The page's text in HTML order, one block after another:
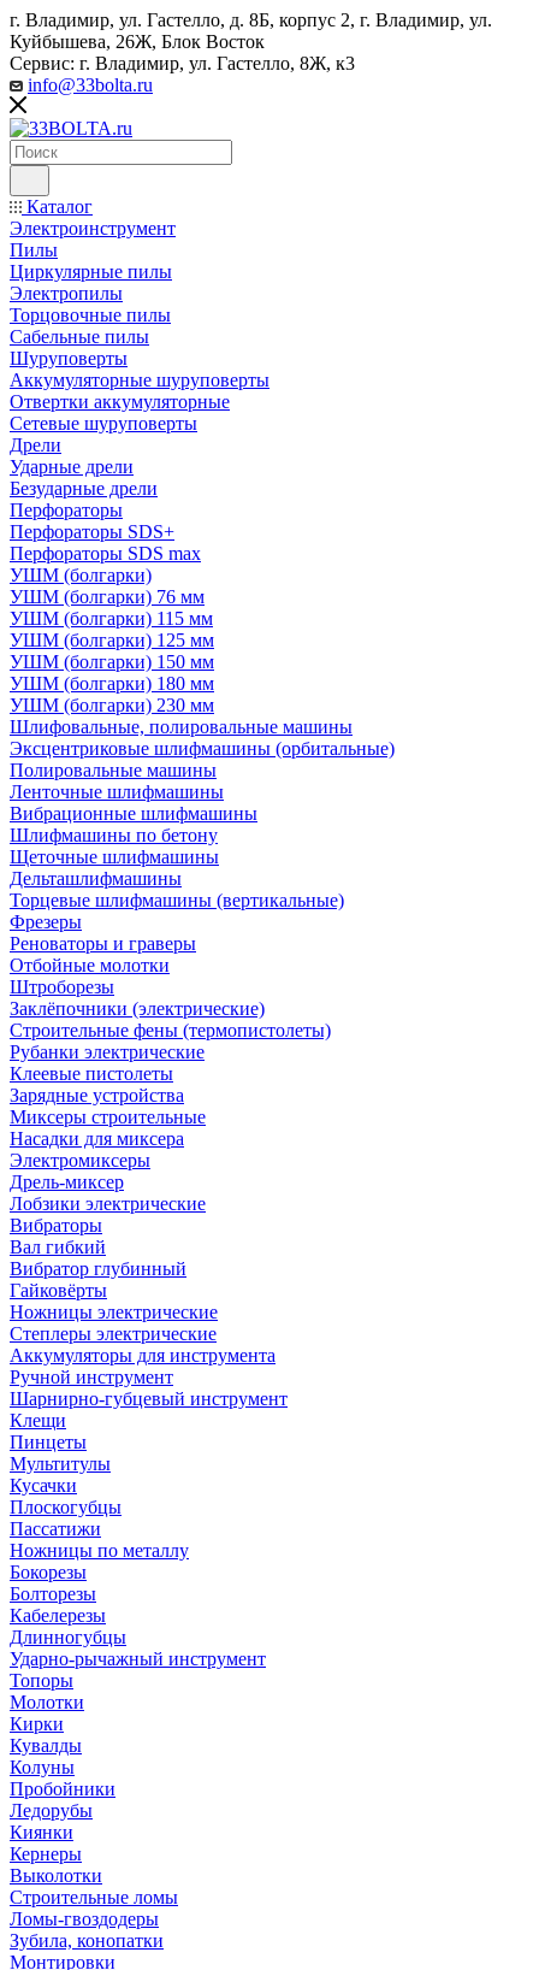
г. Владимир, ул. Гастелло, д. 8Б, корпус 2, г. Владимир, ул. ​
Куйбышева, 26Ж, Блок Восток
Сервис: г. Владимир, ул. Гастелло, 8Ж, к3
info@33bolta.ru
Каталог
Электроинструмент
Пилы
Циркулярные пилы
Электропилы
Торцовочные пилы
Сабельные пилы
Шуруповерты
Аккумуляторные шуруповерты
Отвертки аккумуляторные
Сетевые шуруповерты
Дрели
Ударные дрели
Безударные дрели
Перфораторы
Перфораторы SDS+
Перфораторы SDS max
УШМ (болгарки)
УШМ (болгарки) 76 мм
УШМ (болгарки) 115 мм
УШМ (болгарки) 125 мм
УШМ (болгарки) 150 мм
УШМ (болгарки) 180 мм
УШМ (болгарки) 230 мм
Шлифовальные, полировальные машины
Эксцентриковые шлифмашины (орбитальные)
Полировальные машины
Ленточные шлифмашины
Вибрационные шлифмашины
Шлифмашины по бетону
Щеточные шлифмашины
Дельташлифмашины
Торцевые шлифмашины (вертикальные)
Фрезеры
Реноваторы и граверы
Отбойные молотки
Штроборезы
Заклёпочники (электрические)
Строительные фены (термопистолеты)
Рубанки электрические
Клеевые пистолеты
Зарядные устройства
Миксеры строительные
Насадки для миксера
Электромиксеры
Дрель-миксер
Лобзики электрические
Вибраторы
Вал гибкий
Вибратор глубинный
Гайковёрты
Ножницы электрические
Степлеры электрические
Аккумуляторы для инструмента
Ручной инструмент
Шарнирно-губцевый инструмент
Клещи
Пинцеты
Мультитулы
Кусачки
Плоскогубцы
Пассатижи
Ножницы по металлу
Бокорезы
Болторезы
Кабелерезы
Длинногубцы
Ударно-рычажный инструмент
Топоры
Молотки
Кирки
Кувалды
Колуны
Пробойники
Ледорубы
Киянки
Кернеры
Выколотки
Строительные ломы
Ломы-гвоздодеры
Зубила, конопатки
Монтировки